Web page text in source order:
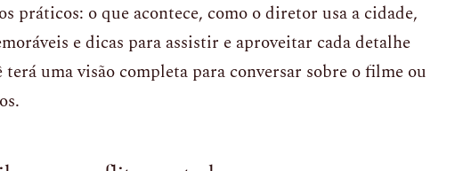
práticos: o que acontece, como o diretor usa a cidade,
e dicas para assistir e aproveitar cada detalhe
uma visão completa para conversar sobre o filme ou